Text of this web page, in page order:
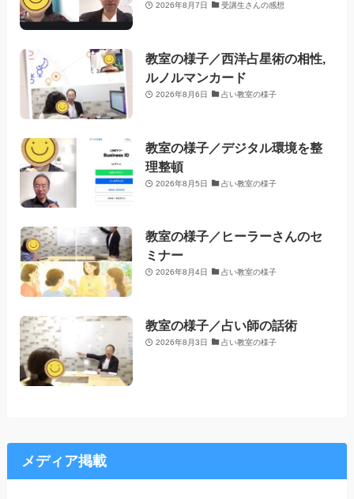
2026年8月7日 受講生さんの感想
教室の様子／西洋占星術の相性,
ルノルマンカード
2026年8月6日 占い教室の様子
教室の様子／デジタル環境を整
理整頓
2026年8月5日 占い教室の様子
教室の様子／ヒーラーさんのセ
ミナー
2026年8月4日 占い教室の様子
教室の様子／占い師の話術
2026年8月3日 占い教室の様子
メディア掲載